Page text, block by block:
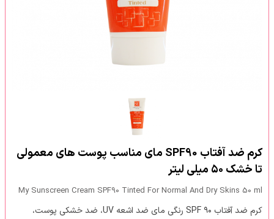
کرم ضد آفتاب SPF90 مای مناسب پوست های معمولی
تا خشک ۵۰ میلی لیتر
My Sunscreen Cream SPF90 Tinted For Normal And Dry Skins 50 ml
کرم ضد آفتاب SPF ۹۰ رنگی مای ضد اشعه UV، ضد خشکی پوست،